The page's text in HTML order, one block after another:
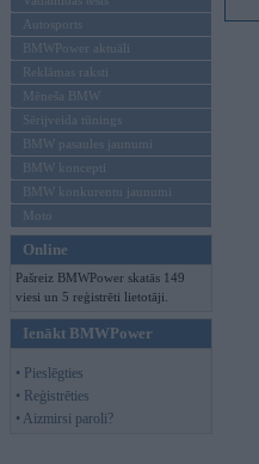
Autosports
BMWPower aktuāli
Reklāmas raksti
Mēneša BMW
Sērijveida tūnings
BMW pasaules jaunumi
BMW koncepti
BMW konkurentu jaunumi
Moto
Online
Pašreiz BMWPower skatās 149
viesi un 5 reģistrēti lietotāji.
Ienākt BMWPower
• Pieslēgties
• Reģistrēties
• Aizmirsi paroli?